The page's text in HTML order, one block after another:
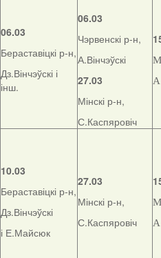
06.03
Бераставіцкі р-н,
Дз.Вінчэўскі і
інш.
06.03
Чэрвенскі р-н,
А.Вінчэўскі
27.03
Мінскі р-н,
С.Каспяровіч
10.03
Бераставіцкі р-н,
Дз.Вінчэўскі
і Е.Майсюк
27.03
Мінскі р-н,
С.Каспяровіч